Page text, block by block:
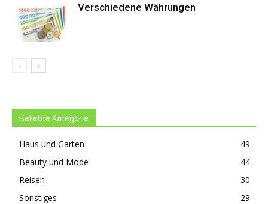
Verschiedene Währungen
Beliebte Kategorie
Haus und Garten
49
Beauty und Mode
44
Reisen
30
Sonstiges
29